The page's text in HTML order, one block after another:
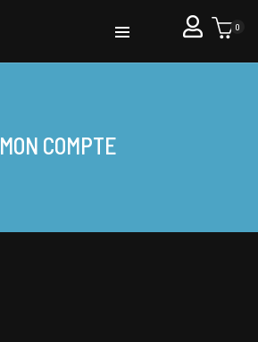
0
MON COMPTE